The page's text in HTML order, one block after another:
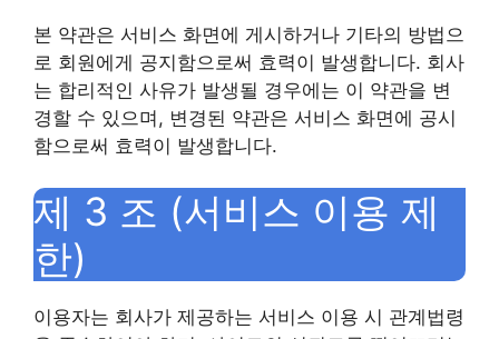
본 약관은 서비스 화면에 게시하거나 기타의 방법으
로 회원에게 공지함으로써 효력이 발생합니다. 회사
는 합리적인 사유가 발생될 경우에는 이 약관을 변
경할 수 있으며, 변경된 약관은 서비스 화면에 공시
함으로써 효력이 발생합니다.
제 3 조 (서비스 이용 제
한)
이용자는 회사가 제공하는 서비스 이용 시 관계법령